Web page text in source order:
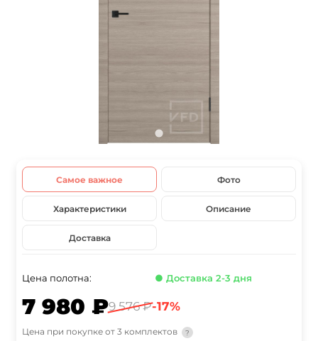
Самое важное Фото
Характеристики Описание
Доставка
Цена полотна: ● Доставка 2-3 дня
7 980 ₽9 576 ₽-17%
Цена при покупке от 3 комплектов ?